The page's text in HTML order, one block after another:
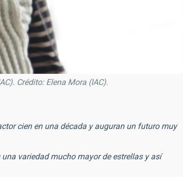
Crédito: Elena Mora (IAC).
cien en una década y auguran un futuro muy
variedad mucho mayor de estrellas y así